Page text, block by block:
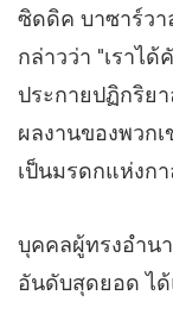
ซิดดิค บาซาร์วา
กล่าวว่า "เราไ
ประกายปฏิกริย
ผลงานของพวก
เป็นมรดกแห่งกา
บุคคลผู้ทรงอำน
อันดับสุดยอด ไ